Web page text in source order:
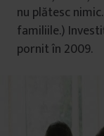
nu plătesc
familiile.)
pornit în 2009.